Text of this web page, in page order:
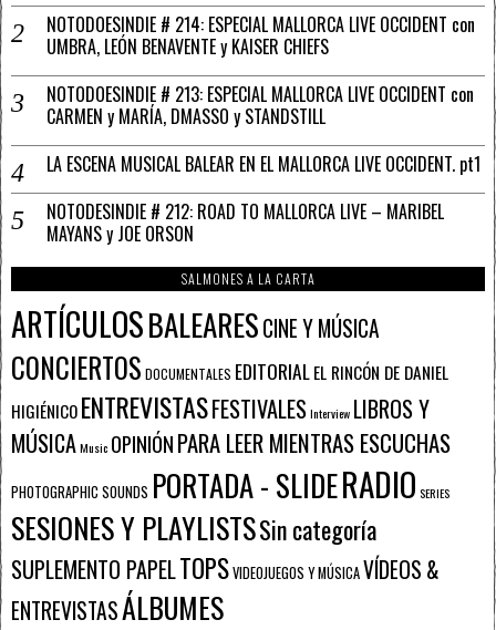
NOTODOESINDIE # 214: ESPECIAL MALLORCA LIVE OCCIDENT con
UMBRA, LEÓN BENAVENTE y KAISER CHIEFS
NOTODOESINDIE # 213: ESPECIAL MALLORCA LIVE OCCIDENT con
CARMEN y MARÍA, DMASSO y STANDSTILL
LA ESCENA MUSICAL BALEAR EN EL MALLORCA LIVE OCCIDENT. pt1
NOTODESINDIE # 212: ROAD TO MALLORCA LIVE – MARIBEL
MAYANS y JOE ORSON
SALMONES A LA CARTA
ARTÍCULOSBALEARESCINE Y MÚSICA
CONCIERTOS DOCUMENTALES EDITORIALEL RINCÓN DE DANIEL
HIGIÉNICOENTREVISTASFESTIVALESInterview LIBROS Y
MÚSICAMusic OPINIÓNPARA LEER MIENTRAS ESCUCHAS
PHOTOGRAPHIC SOUNDS PORTADA - SLIDERADIO SERIES
SESIONES Y PLAYLISTSSin categoría
SUPLEMENTO PAPELTOPSVIDEOJUEGOS Y MÚSICAVÍDEOS &
ENTREVISTASÁLBUMES